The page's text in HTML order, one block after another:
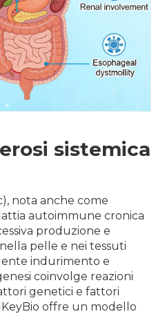
sistemica
nota anche come
autoimmune cronica
produzione e
pelle e nei tessuti
indurimento e
coinvolge reazioni
genetici e fattori
offre un modello